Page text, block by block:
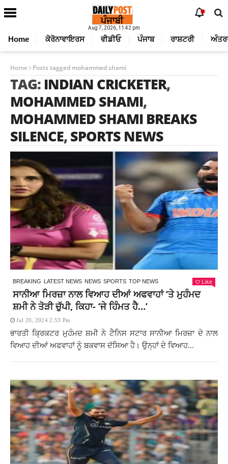
Aug 7, 2026, 11:42 pm
Home ਕੋਰੋਨਾਵਾਇਰਸ ਵੀਡੀਓ ਪੰਜਾਬ ਰਾਸ਼ਟਰੀ
Home Posts tagged mohammed shami
TAG: INDIAN CRICKETER,
MOHAMMED SHAMI,
MOHAMMED SHAMI BREAKS
SILENCE,SPORTS NEWS
BREAKING LATEST NEWS NEWS SPORTS TOP NEWS Like
ਸਾਨੀਆ ਮਿਰਜ਼ਾ ਨਾਲ ਵਿਆਹ ਦੀਆਂ ਅਫਵਾਹਾਂ ‘ਤੇ ਮੁਹੰਮਦ
ਸ਼ਮੀ ਨੇ ਤੋੜੀ ਚੁੱਪੀ, ਕਿਹਾ- ‘ਜੇ ਹਿੰਮਤ ਹੈ…’
Jul 20, 2024 2:53 Pm
ਭਾਰਤੀ ਕ੍ਰਿਕਟਰ ਮੁਹੰਮਦ ਸ਼ਮੀ ਨੇ ਟੈਨਿਸ ਸਟਾਰ ਸਾਨੀਆ ਮਿਰਜ਼ਾ ਦੇ ਨਾਲ
ਵਿਆਹ ਦੀਆਂ ਅਫਵਾਹਾਂ ਨੂੰ ਬਕਵਾਸ ਦੱਸਿਆ ਹੈ। ਉਨ੍ਹਾਂ ਦੇ ਵਿਆਹ...